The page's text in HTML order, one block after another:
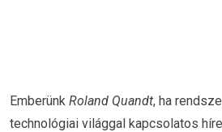
Emberünk Roland Quandt, ha
technológiai világgal kapcsolatos